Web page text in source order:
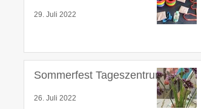
29. Juli 2022
Sommerfest Tageszentrum
26. Juli 2022